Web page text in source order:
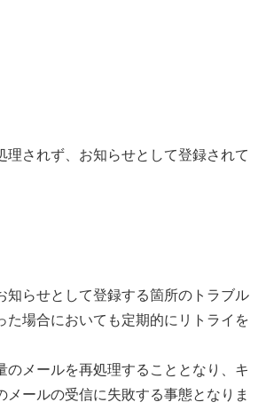
理されず、お知らせとして登録されて
知らせとして登録する箇所のトラブル
場合においても定期的にリトライを
メールを再処理することとなり、キ
ールの受信に失敗する事態となりま